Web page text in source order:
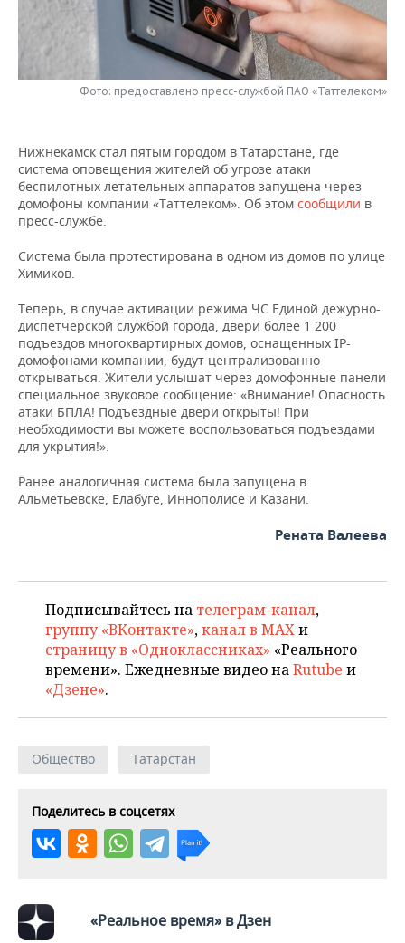
НЕФТЕХИМИЯ
НЕФТЬ
РОЗНИЧНАЯ ТОРГОВЛЯ
ТРАНСПОРТ
НОВОСТИ ТЕХНОЛОГИЙ
IT
ТЕЛЕКОММУНИКАЦИИ
МЕРОПРИЯТИЯ
НОВОСТИ МЕРОПРИЯТИЙ
БИЗНЕС-БРАНЧИ
ONLINE-КОНФЕРЕНЦИИ
СПОРТ
ФУТБОЛ
ХОККЕЙ
ВОЛЕЙБОЛ
КИБЕРСПОРТ
ФИГУРНОЕ КАТАНИЕ
ВОДНЫЕ ВИДЫ СПОРТА
ХОККЕЙ С МЯЧОМ
НОВОСТИ ОБЩЕСТВА
ВЛАСТЬ
ИСТОРИЯ
КУЛЬТУРА
МЕДИЦИНА
ОБРАЗОВАНИЕ
ПРОИСШЕСТВИЯ
ФОТОГАЛЕРЕЯ
СЮЖЕТЫ
СПИСОК ПЕРСОН
СПИСОК КОМПАНИЙ
Фото: предоставлено пресс-службой ПАО «Таттелеком»
Нижнекамск стал пятым городом в Татарстане, где
система оповещения жителей об угрозе атаки
беспилотных летательных аппаратов запущена через
домофоны компании «Таттелеком». Об этом сообщили в
пресс-службе.
Система была протестирована в одном из домов по улице
Химиков.
Теперь, в случае активации режима ЧС Единой дежурно-
диспетчерской службой города, двери более 1 200
подъездов многоквартирных домов, оснащенных IP-
домофонами компании, будут централизованно
открываться. Жители услышат через домофонные панели
специальное звуковое сообщение: «Внимание! Опасность
атаки БПЛА! Подъездные двери открыты! При
необходимости вы можете воспользоваться подъездами
для укрытия!».
Ранее аналогичная система была запущена в
Альметьевске, Елабуге, Иннополисе и Казани.
Рената Валеева
Подписывайтесь на телеграм-канал,
группу «ВКонтакте»,канал в MAXи
страницу в «Одноклассниках» «Реального
времени». Ежедневные видео наRutube и
«Дзене».
Общество Татарстан
Поделитесь в соцсетях
«Реальное время» в Дзен